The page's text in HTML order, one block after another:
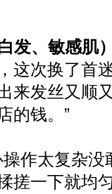
发、敏感肌
这次换了首
来发丝又顺
的钱。”
操作太复杂
搓一下就均